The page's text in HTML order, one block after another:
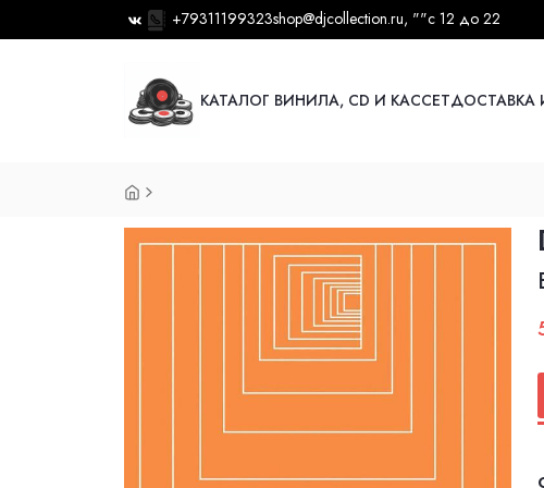
+79311199323shop@djcollection.ru, ""с 12 до 22
КАТАЛОГ ВИНИЛА, CD И КАССЕТДОСТАВКА